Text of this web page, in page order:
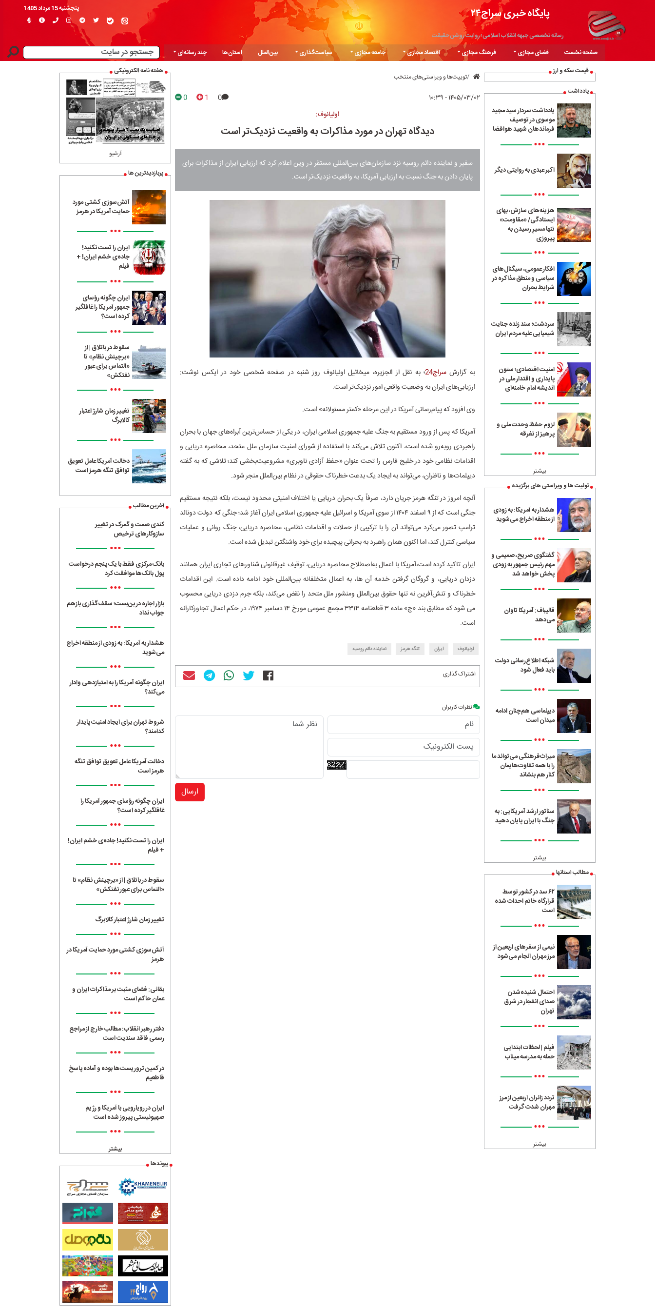
پایگاه خبری سراج۲۴
رسانه تخصصی جبهه انقلاب اسلامی؛ روایت روشن حقیقت
پنجشنبه 15 مرداد 1405
صفحه نخست فضای مجازی فرهنگ مجازی اقتصاد مجازی جامعه مجازی سیاست‌گذاری بین‌الملل استان‌ها
چند رسانه‌ای
قیمت سکه و ارز
یادداشت
یادداشت سردار سید مجید
موسوی در توصیف
فرماندهان شهید هوافضا
•••
اکبر عبدی به روایتی دیگر
•••
هزینه‌های سازش، بهای
ایستادگی/ «مقاومت»
تنها مسیرِ رسیدن به
پیروزی
•••
افکار عمومی، سیگنال‌های
سیاسی و منطق مذاکره در
شرایط بحران
•••
سردشت؛ سند زنده جنایت
شیمیایی علیه مردم ایران
•••
امنیت اقتصادی؛ ستون
پایداری و اقتدار ملی در
اندیشه امام خامنه‌ای
•••
لزوم حفظ وحدت ملی و
پرهیز از تفرقه
•••
بیشتر
توئیت ها و ویراستی های برگزیده
هشدار به آمریکا: به زودی
از منطقه اخراج می‌شوید
•••
گفتگوی صریح، صمیمی و
مهم رئیس جمهور به زودی
پخش خواهد شد
•••
قالیباف: آمریکا تاوان
می‌دهد
•••
شبکه اطلاع‌رسانی دولت
باید فعال شود
•••
دیپلماسی هم‌چنان ادامه
میدان است
•••
میراث‌فرهنگی می‌تواند ما
را با همه تفاوت‌هایمان
کنار هم بنشاند
•••
سناتور ارشد آمریکایی: به
جنگ با ایران پایان دهید
•••
بیشتر
مطالب استانها
۶۲ سد در کشور توسط
قرارگاه خاتم احداث شده
است
•••
نیمی از سفرهای اربعین از
مرز مهران انجام می‌شود
•••
احتمال شنیده‌شدن
صدای انفجار در شرق
تهران
•••
فیلم | لحظات ابتدایی
حمله به مدرسه میناب
•••
تردد زائران اربعین از مرز
مهران شدت گرفت
•••
بیشتر
توییت‌ها و ویراستی‌های منتخب
۱۴۰۵/۰۳/۰۲ - ۱۰:۳۹ 0
1
0
اولیانوف:
دیدگاه تهران در مورد مذاکرات به واقعیت نزدیک‌تر است
سفیر و نماینده دائم روسیه نزد سازمان‌های بین‌المللی مستقر در وین اعلام کرد که ارزیابی ایران از مذاکرات برای
پایان دادن به جنگ نسبت به ارزیابی آمریکا، به واقعیت نزدیک‌تر است.
به گزارش سراج24
؛ به نقل از الجزیره، میخائیل اولیانوف روز شنبه در صفحه شخصی خود در ایکس نوشت:
ارزیابی‌های ایران به وضعیت واقعی امور نزدیک‌تر است.
وی افزود که پیام‌رسانی آمریکا در این مرحله «کمتر مسئولانه» است.
آمریکا که پس از ورود مستقیم به جنگ علیه جمهوری اسلامی ایران، در یکی از حساس‌ترین آبراه‌های جهان با بحران
راهبردی روبه‌رو شده است، اکنون تلاش می‌کند با استفاده از شورای امنیت سازمان ملل متحد، محاصره دریایی و
اقدامات نظامی خود در خلیج فارس را تحت عنوان «حفظ آزادی ناوبری» مشروعیت‌بخشی کند؛ تلاشی که به گفته
دیپلمات‌ها و ناظران، می‌تواند به ایجاد یک بدعت خطرناک حقوقی در نظام بین‌الملل منجر شود.
آنچه امروز در تنگه هرمز جریان دارد، صرفاً یک بحران دریایی یا اختلاف امنیتی محدود نیست، بلکه نتیجه مستقیم
جنگی است که از ۹ اسفند ۱۴۰۴ از سوی آمریکا و اسرائیل علیه جمهوری اسلامی ایران آغاز شد؛ جنگی که دولت دونالد
ترامپ تصور می‌کرد می‌تواند آن را با ترکیبی از حملات و اقدامات نظامی، محاصره دریایی، جنگ روانی و عملیات
سیاسی کنترل کند، اما اکنون همان راهبرد به بحرانی پیچیده برای خود واشنگتن تبدیل شده است.
ایران تاکید کرده است،آمریکا با اعمال به‌اصطلاح محاصره دریایی، توقیف غیرقانونی شناورهای تجاری ایران همانند
دزدان دریایی، و گروگان گرفتن خدمه آن ها، به اعمال متخلفانه بین‌المللی خود ادامه داده است. این اقدامات
خطرناک و تنش‌آفرین نه تنها حقوق بین‌الملل ومنشور ملل متحد را نقض می‌کند، بلکه جرم دزدی دریایی محسوب
می شود که مطابق بند «ج» ماده ۳ قطعنامه ۳۳۱۴ مجمع عمومی مورخ ۱۴ دسامبر ۱۹۷۴، در حکم اعمال تجاوزکارانه
است.
اولیانوف ایران تنگه هرمز نماینده دائم روسیه
اشتراک گذاری
نظرات کاربران
ارسال
هفته نامه الکترونیکی
آرشیو
پربازدیدترین ها
آتش‌سوزی کشتی مورد
حمایت آمریکا در هرمز
•••
ایران را تست نکنید!
جاده‌ی خشم ایران! +
فیلم
•••
ایران چگونه رؤسای
جمهور آمریکا را غافلگیر
کرده است؟
•••
سقوط در باتلاق | از
«برچینش نظام» تا
«التماس برای عبور
نفتکش»
•••
تغییر زمان شارژ اعتبار
کالابرگ
•••
دخالت آمریکا عامل تعویق
توافق تنگه هرمز است
آخرین مطالب
کندی صمت و گمرک در تغییر
سازوکارهای ترخیص
•••
بانک مرکزی فقط با یک‌ پنجم درخواست
پول بانک‌ها موافقت کرد
•••
بازار اجاره در بن‌بست؛ سقف‌گذاری بازهم
جواب نداد
•••
هشدار به آمریکا: به زودی از منطقه اخراج
می‌شوید
•••
ایران چگونه آمریکا را به امتیازدهی وادار
می‌کند؟
•••
شروط تهران برای ایجاد امنیت پایدار
کدامند؟
•••
دخالت آمریکا عامل تعویق توافق تنگه
هرمز است
•••
ایران چگونه رؤسای جمهور آمریکا را
غافلگیر کرده است؟
•••
ایران را تست نکنید! جاده‌ی خشم ایران!
+ فیلم
•••
سقوط در باتلاق | از «برچینش نظام» تا
«التماس برای عبور نفتکش»
•••
تغییر زمان شارژ اعتبار کالابرگ
•••
آتش‌سوزی کشتی مورد حمایت آمریکا در
هرمز
•••
بقائی: فضای مثبت بر مذاکرات ایران و
عمان حاکم است
•••
دفتر رهبر انقلاب: مطالب خارج از مراجع
رسمی فاقد سندیت است
•••
در کمین تروریست‌ها بوده و آماده پاسخ
قاطعیم
•••
ایران در رویارویی با آمریکا و رژیم
صهیونیستی پیروز شده است
•••
بیشتر
پیوندها